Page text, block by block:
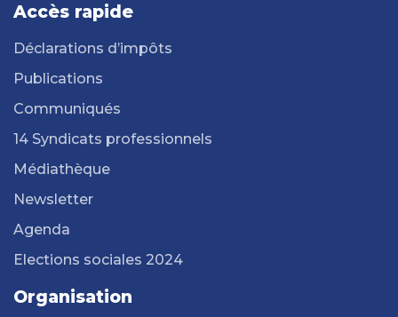
Accès rapide
Déclarations d’impôts
Publications
Communiqués
14 Syndicats professionnels
Médiathèque
Newsletter
Agenda
Elections sociales 2024
Organisation